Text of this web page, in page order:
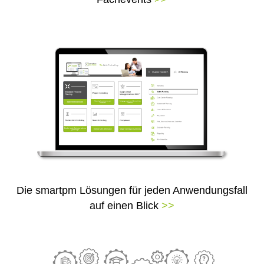
Die smartpm Lösungen für jeden Anwendungsfall
auf einen Blick >>